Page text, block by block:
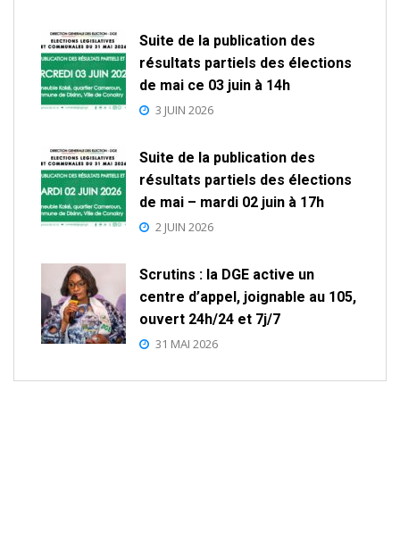
Suite de la publication des
résultats partiels des élections
de mai ce 03 juin à 14h
3 JUIN 2026
Suite de la publication des
résultats partiels des élections
de mai – mardi 02 juin à 17h
2 JUIN 2026
Scrutins : la DGE active un
centre d’appel, joignable au 105,
ouvert 24h/24 et 7j/7
31 MAI 2026